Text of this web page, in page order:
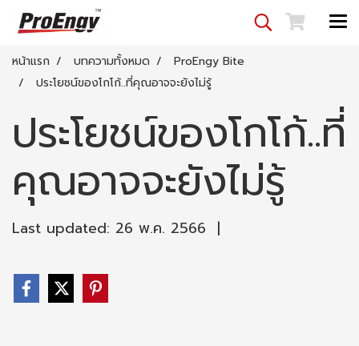
หน้าแรก บทความทั้งหมด
ProEngy Bite
ประโยชน์ของโกโก้..ที่คุณอาจจะยังไม่รู้
ประโยชน์ของโกโก้..ที่
คุณอาจจะยังไม่รู้
Last updated: 26 พ.ค. 2566 |